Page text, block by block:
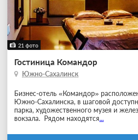
21 фото
Гостиница Командор
Южно-Сахалинск
Бизнес-отель «Командор»
Южно-Сахалинска, в шаговой
парка, художественного музея и
вокзала. Рядом находятся...